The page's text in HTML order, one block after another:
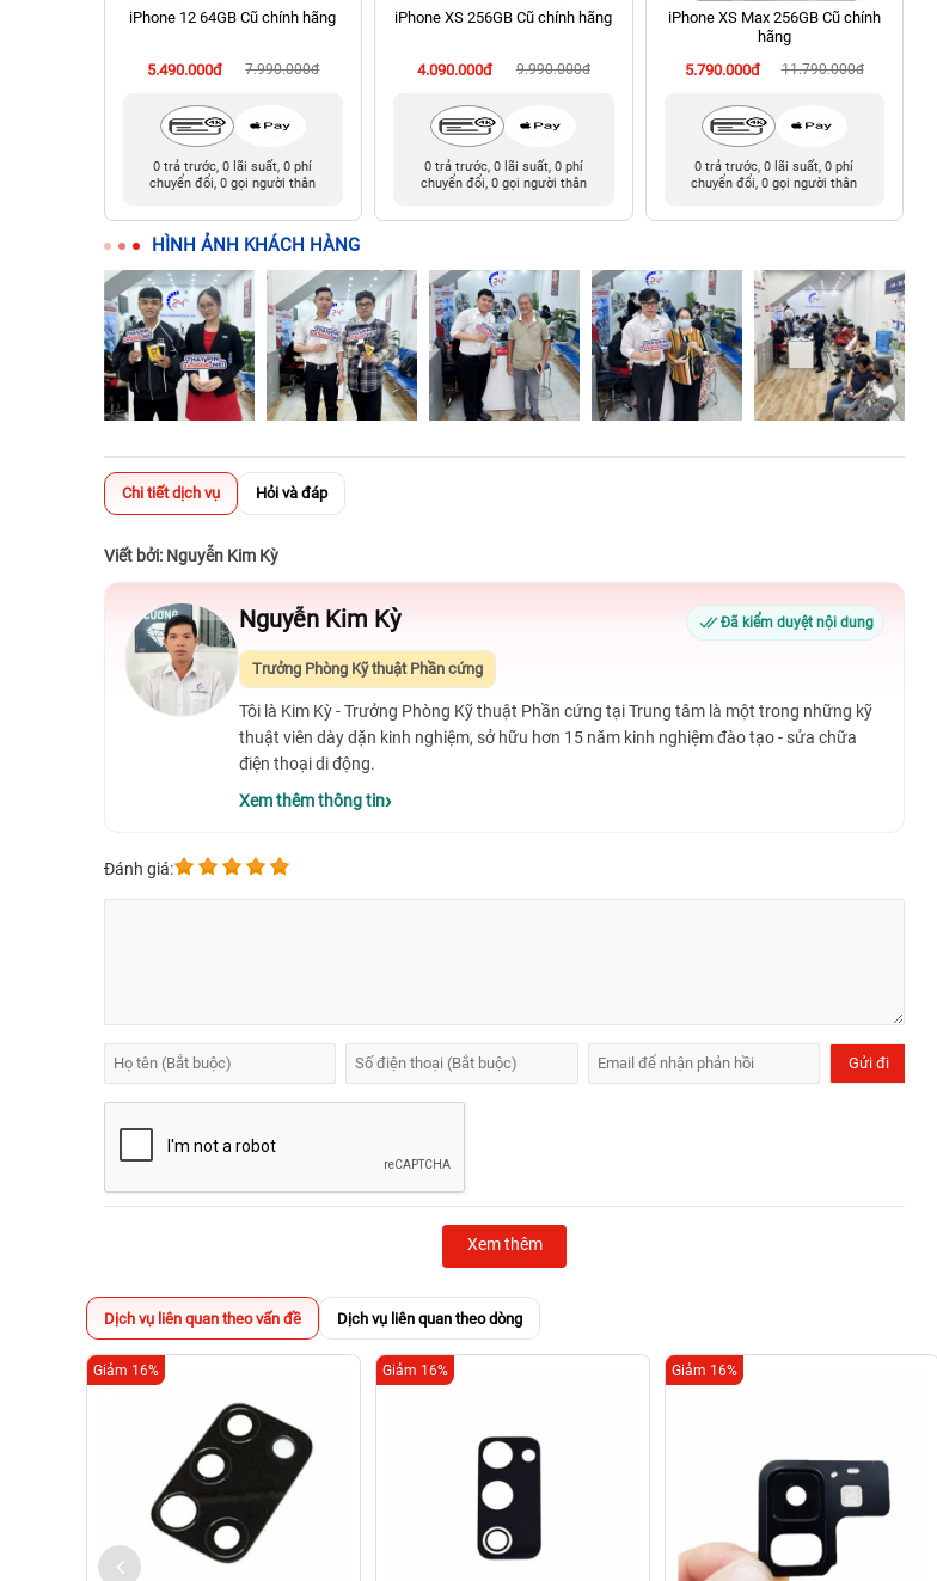
iPhone 12 64GB Cũ chính hãng
5.490.000đ 7.990.000đ
0 trả trước, 0 lãi suất, 0 phí
chuyển đổi, 0 gọi người thân
iPhone XS 256GB Cũ chính hãng
4.090.000đ 9.990.000đ
0 trả trước, 0 lãi suất, 0 phí
chuyển đổi, 0 gọi người thân
iPhone XS Max 256GB Cũ chính
hãng
5.790.000đ
11.790.000đ
0 trả trước, 0 lãi suất, 0 phí
chuyển đổi, 0 gọi người thân
HÌNH ẢNH KHÁCH HÀNG
Chi tiết dịch vụ Hỏi và đáp
Viết bởi: Nguyễn Kim Kỳ
Nguyễn Kim Kỳ Đã kiểm duyệt nội dung
Trưởng Phòng Kỹ thuật Phần cứng
Tôi là Kim Kỳ - Trưởng Phòng Kỹ thuật Phần cứng tại Trung tâm là một trong những kỹ
thuật viên dày dặn kinh nghiệm, sở hữu hơn 15 năm kinh nghiệm đào tạo - sửa chữa
điện thoại di động.
Xem thêm thông tin
Đánh giá:
Xem thêm
Dịch vụ liên quan theo vấn đề Dịch vụ liên quan theo dòng
Giảm 16% Giảm 16% Giảm 16%